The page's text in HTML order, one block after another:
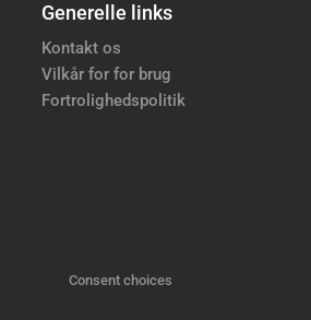
Generelle links
Kontakt os
Vilkår for for brug
Fortrolighedspolitik
Consent choices